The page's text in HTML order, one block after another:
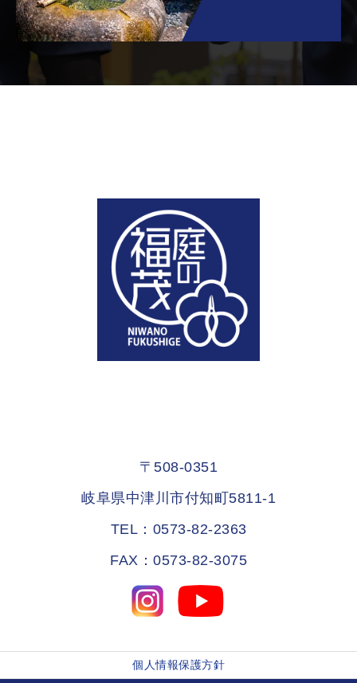
〒508-0351
岐阜県中津川市付知町5811-1
TEL：0573-82-2363
FAX：0573-82-3075
個人情報保護方針